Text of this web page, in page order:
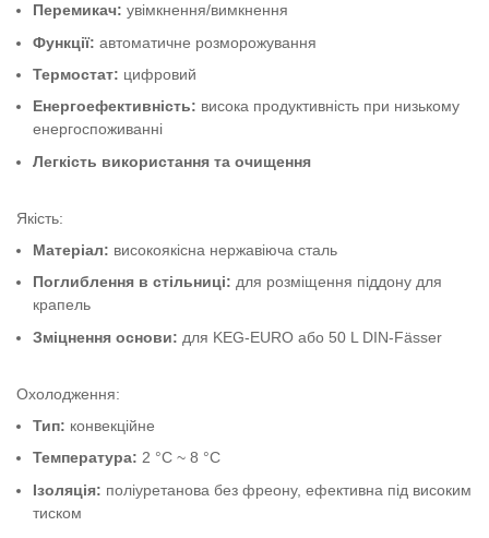
Перемикач: увімкнення/вимкнення
Функції: автоматичне розморожування
Термостат: цифровий
Енергоефективність: висока продуктивність при низькому
енергоспоживанні
Легкість використання та очищення
Якість:
Матеріал: високоякісна нержавіюча сталь
Поглиблення в стільниці: для розміщення піддону для
крапель
Зміцнення основи: для KEG-EURO або 50 L DIN-Fässer
Охолодження:
Тип: конвекційне
Температура: 2 °C ~ 8 °C
Ізоляція: поліуретанова без фреону, ефективна під високим
тиском